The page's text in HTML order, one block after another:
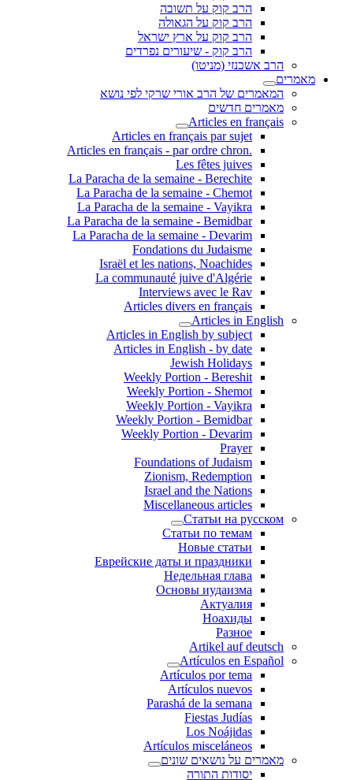
הרב קוק על תשובה
הרב קוק על הגאולה
הרב קוק על ארץ ישראל
הרב קוק - שיעורים נפרדים
הרב אשכנזי (מניטו)
מאמרים
המאמרים של הרב אורי שרקי לפי נושא
מאמרים חדשים
Articles en français
Articles en français par sujet
.Articles en français - par ordre chron
Les fêtes juives
La Paracha de la semaine - Berechite
La Paracha de la semaine - Chemot
La Paracha de la semaine - Vayikra
La Paracha de la semaine - Bemidbar
La Paracha de la semaine - Devarim
Fondations du Judaisme
Israël et les nations, Noachides
La communauté juive d'Algérie
Interviews avec le Rav
Articles divers en français
Articles in English
Articles in English by subject
Articles in English - by date
Jewish Holidays
Weekly Portion - Bereshit
Weekly Portion - Shemot
Weekly Portion - Vayikra
Weekly Portion - Bemidbar
Weekly Portion - Devarim
Prayer
Foundations of Judaism
Zionism, Redemption
Israel and the Nations
Miscellaneous articles
Статьи на русском
Статьи по темам
Новые статьи
Еврейские даты и праздники
Недельная глава
Основы иудаизма
Актуалия
Ноахиды
Разное
Artikel auf deutsch
Artículos en Español
Artículos por tema
Artículos nuevos
Parashá de la semana
Fiestas Judías
Los Noájidas
Artículos misceláneos
מאמרים על נושאים שונים
יסודות התורה